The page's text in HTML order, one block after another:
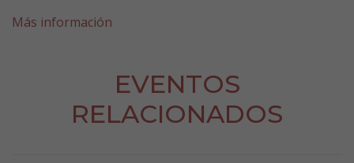
Más información
EVENTOS
RELACIONADOS